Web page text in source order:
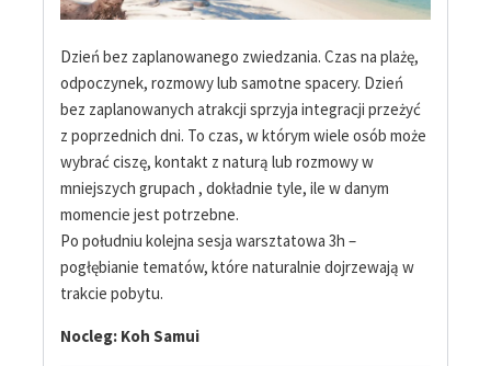
Dzień bez zaplanowanego zwiedzania. Czas na plażę,
odpoczynek, rozmowy lub samotne spacery. Dzień
bez zaplanowanych atrakcji sprzyja integracji przeżyć
z poprzednich dni. To czas, w którym wiele osób może
wybrać ciszę, kontakt z naturą lub rozmowy w
mniejszych grupach , dokładnie tyle, ile w danym
momencie jest potrzebne.
Po południu kolejna sesja warsztatowa 3h –
pogłębianie tematów, które naturalnie dojrzewają w
trakcie pobytu.
Nocleg: Koh Samui